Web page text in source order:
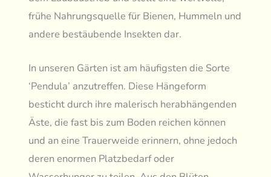
frühe Nahrungsquelle für Bienen, Hummeln und
andere bestäubende Insekten dar.
In unseren Gärten ist am häufigsten die Sorte
‘Pendula’ anzutreffen. Diese Hängeform
besticht durch ihre malerisch herabhängenden
Äste, die fast bis zum Boden reichen können
und an eine Trauerweide erinnern, ohne jedoch
deren enormen Platzbedarf oder